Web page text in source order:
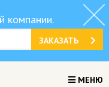
компании.
ЗАКАЗАТЬ
МЕНЮ